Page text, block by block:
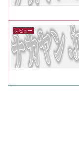
レビュー